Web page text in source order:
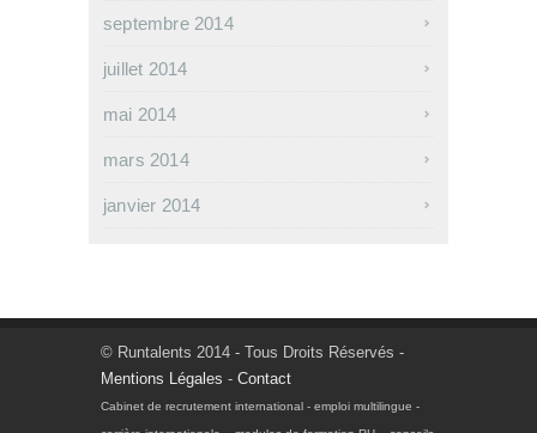
septembre 2014
juillet 2014
mai 2014
mars 2014
janvier 2014
© Runtalents 2014 - Tous Droits Réservés -
Mentions Légales - Contact
Cabinet de recrutement international - emploi multilingue -